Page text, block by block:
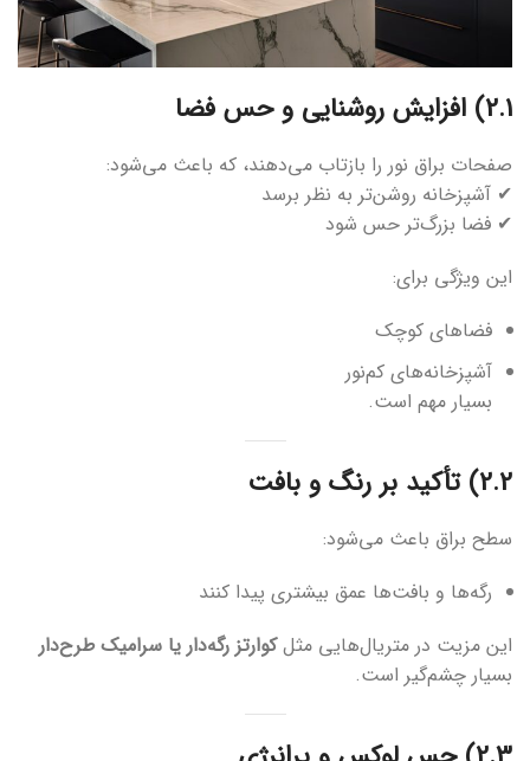
2.1) افزایش روشنایی و حس فضا
صفحات براق نور را بازتاب می‌دهند، که باعث می‌شود:
✔ آشپزخانه روشن‌تر به نظر برسد
✔ فضا بزرگ‌تر حس شود
این ویژگی برای:
فضاهای کوچک
آشپزخانه‌های کم‌نور
بسیار مهم است.
2.2) تأکید بر رنگ و بافت
سطح براق باعث می‌شود:
رگه‌ها و بافت‌ها عمق بیشتری پیدا کنند
این مزیت در متریال‌هایی مثلکوارتز رگه‌دار یا سرامیک طرح‌دار
بسیار چشم‌گیر است.